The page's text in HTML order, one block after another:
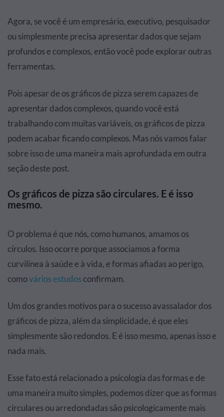
Agora, se você é um empresário, executivo, pesquisador
ou simplesmente precisa apresentar dados que sejam
profundos e complexos, então você pode explorar outras
ferramentas.
Pois apesar de os gráficos de pizza serem capazes de
apresentar dados complexos, quando você está
trabalhando com muitas variáveis, os gráficos de pizza
podem acabar ficando complexos. Mas nós vamos falar
sobre isso de uma maneira mais aprofundada em outra
seção deste post.
Os gráficos de pizza são circulares. E é isso
mesmo.
O problema é que nós, como humanos, amamos os
círculos. Isso ocorre porque associamos a forma
curvilínea à saúde e à vida, e formas afiadas ao perigo,
comovários estudosconfirmam.
Um dos grandes motivos para o sucesso avassalador dos
gráficos de pizza, além da simplicidade, é que eles
simplesmente são redondos. E é isso mesmo, apenas isso e
nada mais.
Esse fato está relacionado a psicologia das formas e de
uma maneira muito simples, podemos dizer que as formas
circulares ou arredondadas são psicologicamente mais